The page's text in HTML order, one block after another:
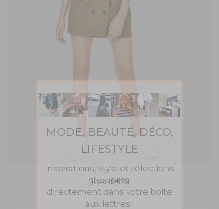
Jupe 15€99
MODE, BEAUTÉ, DÉCO,
LIFESTYLE
Inspirations, style et sélections
shopping
directement dans votre boite
aux lettres !